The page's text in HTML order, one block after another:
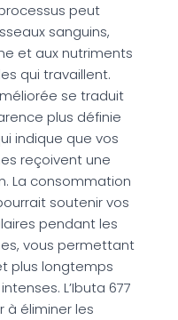
peut
sanguins,
et aux nutriments
qui travaillent.
se traduit
plus définie
indique que vos
reçoivent une
La consommation
soutenir vos
pendant les
vous permettant
plus longtemps
L’Ibuta 677
éliminer les